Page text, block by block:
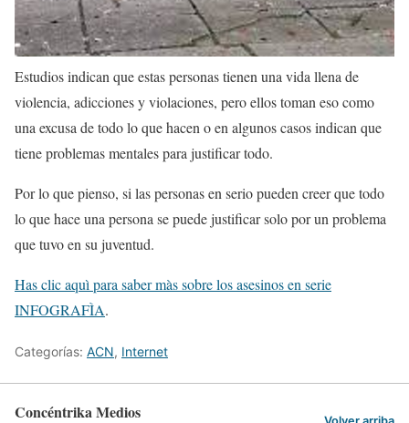
Estudios indican que estas personas tienen una vida llena de
violencia, adicciones y violaciones, pero ellos toman eso como
una excusa de todo lo que hacen o en algunos casos indican que
tiene problemas mentales para justificar todo.
Por lo que pienso, si las personas en serio pueden creer que todo
lo que hace una persona se puede justificar solo por un problema
que tuvo en su juventud.
Has clic aquì para saber màs sobre los asesinos en serie
INFOGRAFÌA.
Categorías: ACN, Internet
Concéntrika Medios